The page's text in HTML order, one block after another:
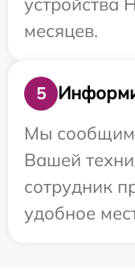
месяцев.
5
Мы сообщим
Вашей
сотрудник
удобное